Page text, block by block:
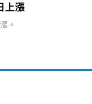
上漲
。